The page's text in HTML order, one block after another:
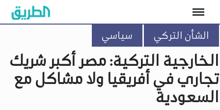
الشأن التركي سياسي
الخارجية التركية: مصر أكبر شريك
تجاري في أفريقيا ولا مشاكل مع
السعودية